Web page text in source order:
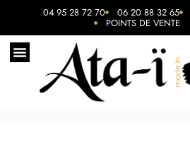
04 95 28 72 70 06 20 88 32 65
POINTS DE VENTE